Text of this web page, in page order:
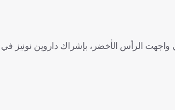
واجهت الرأس الأخضر، بإشراك داروين نونيز